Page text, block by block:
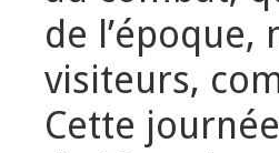
de
visiteurs,
Cette